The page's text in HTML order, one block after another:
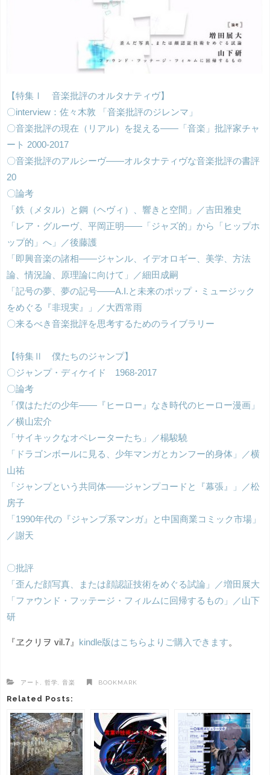
【特集Ⅰ 音楽批評のオルタナティヴ】
〇interview：佐々木敦 「音楽批評のジレンマ」
〇音楽批評の現在（リアル）を捉える――「音楽」批評家チャ
ート 2000-2017
〇音楽批評のアルシーヴ――オルタナティヴな音楽批評の書評
20
〇論考
「鉄（メタル）と鋼（ヘヴィ）、響きと空間」／吉田雅史
「レア・グルーヴ、平岡正明――「ジャズ的」から「ヒップホ
ップ的」へ」／後藤護
「即興音楽の諸相――ジャンル、イデオロギー、美学、方法
論、情況論、原理論に向けて」／細田成嗣
「記号の夢、夢の記号――A.I.と未来のポップ・ミュージック
をめぐる『非現実』」／大西常雨
〇来るべき音楽批評を思考するためのライブラリー
【特集Ⅱ 僕たちのジャンプ】
〇ジャンプ・ディケイド 1968-2017
〇論考
「僕はただの少年――『ヒーロー』なき時代のヒーロー漫画」
／横山宏介
「サイキックなオペレーターたち」／楊駿驍
「ドラゴンボールに見る、少年マンガとカンフー的身体」／横
山祐
「ジャンプという共同体――ジャンプコードと『幕張』」／松
房子
「1990年代の『ジャンプ系マンガ』と中国商業コミック市場」
／謝天
〇批評
「歪んだ顔写真、または顔認証技術をめぐる試論」／増田展大
「ファウンド・フッテージ・フィルムに回帰するもの」／山下
研
『ヱクリヲ vil.7』 kindle版はこちらよりご購入できます。
アート 哲学 音楽 BOOKMARK
Related Posts: